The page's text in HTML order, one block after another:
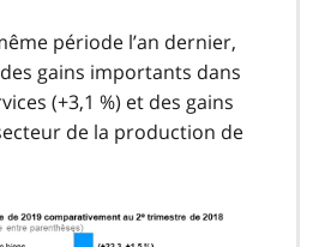
période l’an dernier,
gains importants dans
(+3,1 %) et des gains
de la production de